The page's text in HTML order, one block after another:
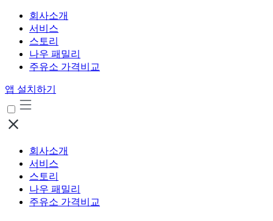
회사소개
서비스
스토리
나우 패밀리
주유소 가격비교
앱 설치하기
회사소개
서비스
스토리
나우 패밀리
주유소 가격비교